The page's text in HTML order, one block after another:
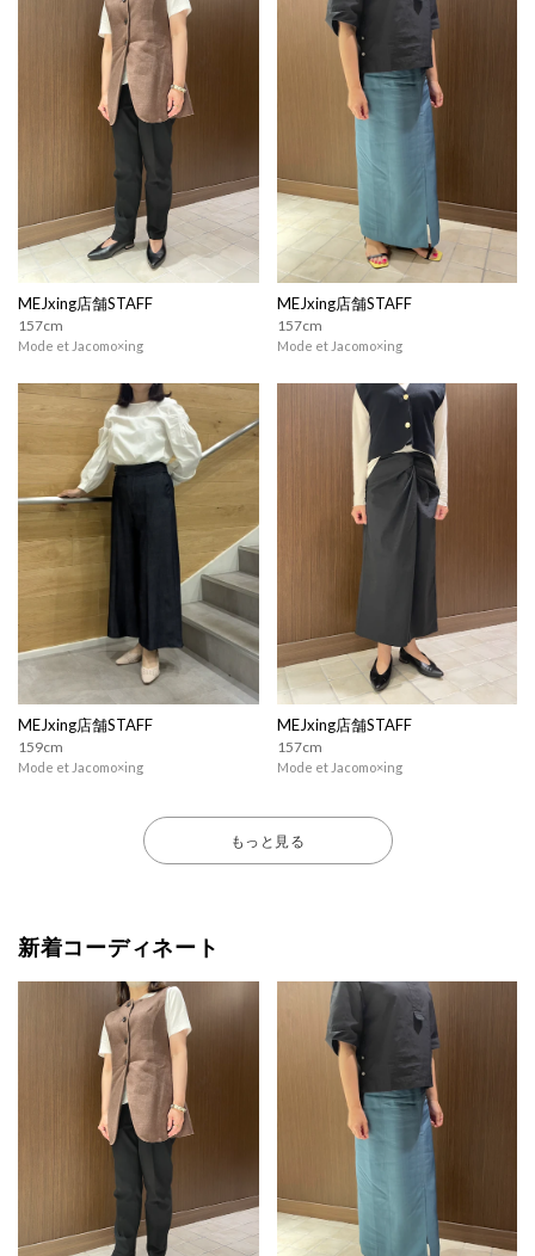
MEJxing店舗STAFF
157cm
Mode et Jacomo×ing
MEJxing店舗STAFF
157cm
Mode et Jacomo×ing
MEJxing店舗STAFF
159cm
Mode et Jacomo×ing
MEJxing店舗STAFF
157cm
Mode et Jacomo×ing
もっと見る
新着コーディネート